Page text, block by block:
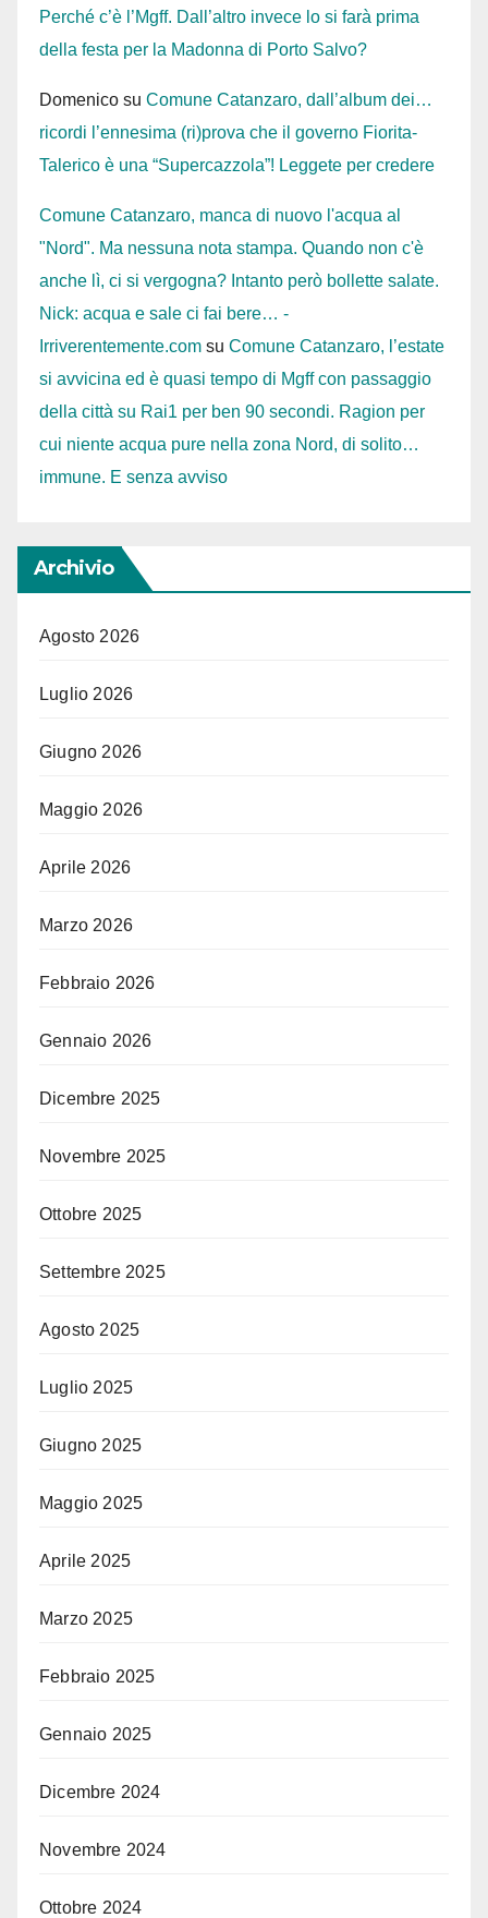
Perché c’è l’Mgff. Dall’altro invece lo si farà prima
della festa per la Madonna di Porto Salvo?
Domenico su Comune Catanzaro, dall’album dei…
ricordi l’ennesima (ri)prova che il governo Fiorita-
Talerico è una “Supercazzola”! Leggete per credere
Comune Catanzaro, manca di nuovo l'acqua al
"Nord". Ma nessuna nota stampa. Quando non c'è
anche lì, ci si vergogna? Intanto però bollette salate.
Nick: acqua e sale ci fai bere… -
Irriverentemente.com su Comune Catanzaro, l’estate
si avvicina ed è quasi tempo di Mgff con passaggio
della città su Rai1 per ben 90 secondi. Ragion per
cui niente acqua pure nella zona Nord, di solito…
immune. E senza avviso
Archivio
Agosto 2026
Luglio 2026
Giugno 2026
Maggio 2026
Aprile 2026
Marzo 2026
Febbraio 2026
Gennaio 2026
Dicembre 2025
Novembre 2025
Ottobre 2025
Settembre 2025
Agosto 2025
Luglio 2025
Giugno 2025
Maggio 2025
Aprile 2025
Marzo 2025
Febbraio 2025
Gennaio 2025
Dicembre 2024
Novembre 2024
Ottobre 2024